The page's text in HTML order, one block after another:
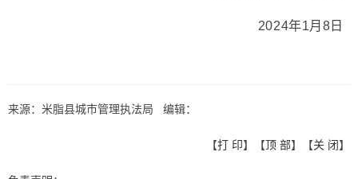
2024年1月8日
来源：米脂县城市管理执法局 编辑：
【打 印】【顶 部】【关 闭】